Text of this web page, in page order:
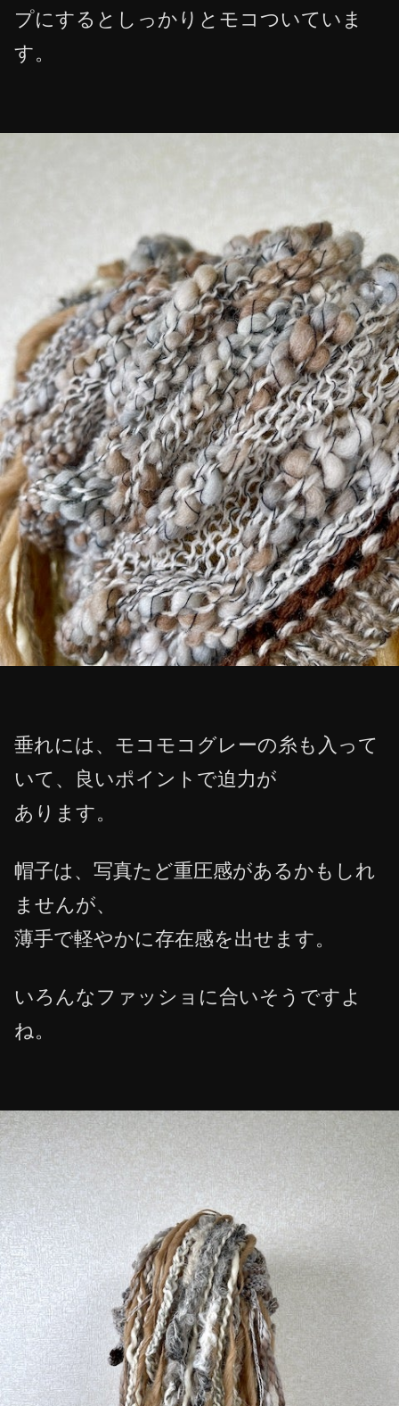
プにするとしっかりとモコついていま
す。
垂れには、モコモコグレーの糸も入って
いて、良いポイントで迫力が
あります。
帽子は、写真たど重圧感があるかもしれ
ませんが、
薄手で軽やかに存在感を出せます。
いろんなファッショに合いそうですよ
ね。